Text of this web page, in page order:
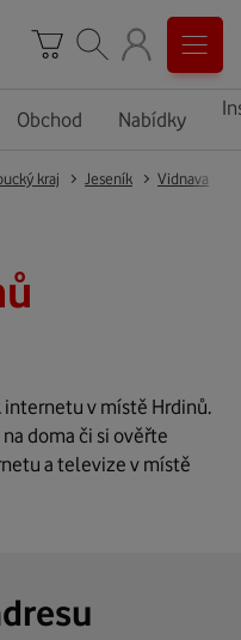
Obchod Nabídky
kraj Jeseník Vidnava
v místě Hrdinů.
doma či si ověřte
a televize v místě